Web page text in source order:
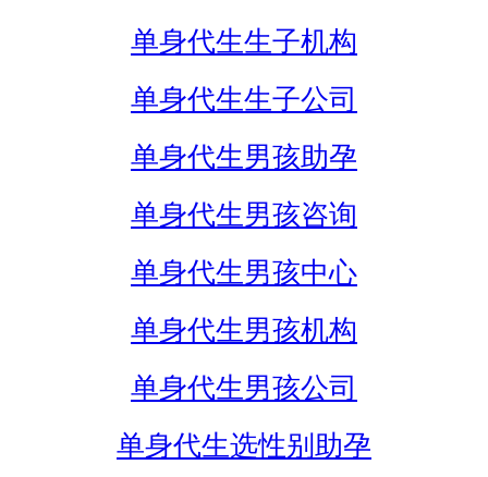
单身代生生子机构
单身代生生子公司
单身代生男孩助孕
单身代生男孩咨询
单身代生男孩中心
单身代生男孩机构
单身代生男孩公司
单身代生选性别助孕